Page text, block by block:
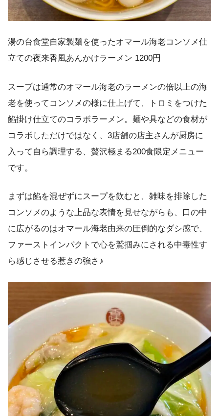
湯の台食堂自家製麺を使ったオマール海老コンソメ仕
立ての夜来香風あんかけラーメン 1200円
スープは通常のオマール海老のラーメンの倍以上の海
老を使ってコンソメの様に仕上げて、トロミをつけた
餡掛け仕立てのコラボラーメン。麺や具などの食材が
コラボしただけではなく、3店舗の店主さんが厨房に
入って自ら調理する、贅沢極まる200食限定メニュー
です。
まずは餡を混ぜずにスープを飲むと、雑味を排除した
コンソメのような上品な表情を見せながらも、口の中
に広がるのはオマール海老由来の圧倒的なダシ感で、
ファーストインパクトで心を鷲掴みにされる中毒性す
ら感じさせる惹きの強さ♪